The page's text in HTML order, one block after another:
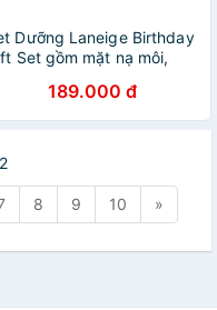
Dưỡng Laneige Birthday
Set gồm mặt nạ môi,
(Có Bill)
189.000 đ
8 9 10 »